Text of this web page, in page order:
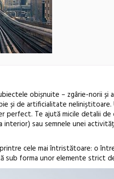
obișnuite – zgârie-norii și
și de artificialitate
perfect. Te ajută micile detalii
sau semnele unei
cele mai întristătoare: o
sub forma unor elemente strict